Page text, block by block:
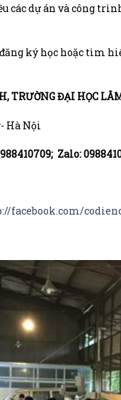
dự án và công
ký học hoặc tìm
TRƯỜNG ĐẠI HỌC
Hà Nội
Zalo:
facebook.com/